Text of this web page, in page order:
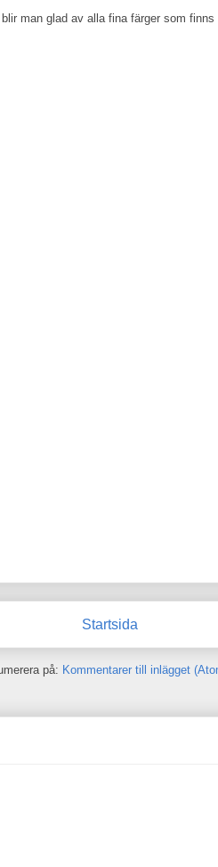
man glad av alla fina färger som
Startsida
på: Kommentarer till inlägget